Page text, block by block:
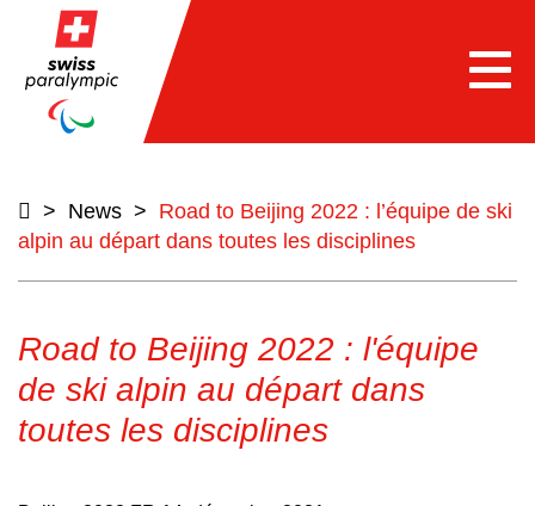
> News > Road to Beijing 2022 : l’équipe de ski
alpin au départ dans toutes les disciplines
Road to Beijing 2022 : l'équipe
de ski alpin au départ dans
toutes les disciplines